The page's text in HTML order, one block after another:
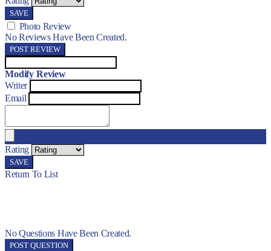
SAVE
Photo Review
No Reviews Have Been Created.
POST REVIEW
Modify Review
Writer
Email
Rating
SAVE
Return To List
No Questions Have Been Created.
POST QUESTION